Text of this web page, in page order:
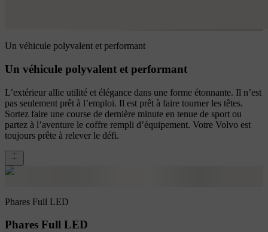
Un véhicule polyvalent et performant
Un véhicule polyvalent et performant
L’extérieur allie utilité et élégance dans une forme étonnante. Il n’est
pas seulement prêt à l’emploi. Il est prêt à faire tourner les têtes.
Sortez faire une course de dernière minute en tenue de sport ou
partez à l’aventure le coffre rempli d’équipement. Votre Volvo est
toujours prête à relever le défi.
Phares Full LED
Phares Full LED